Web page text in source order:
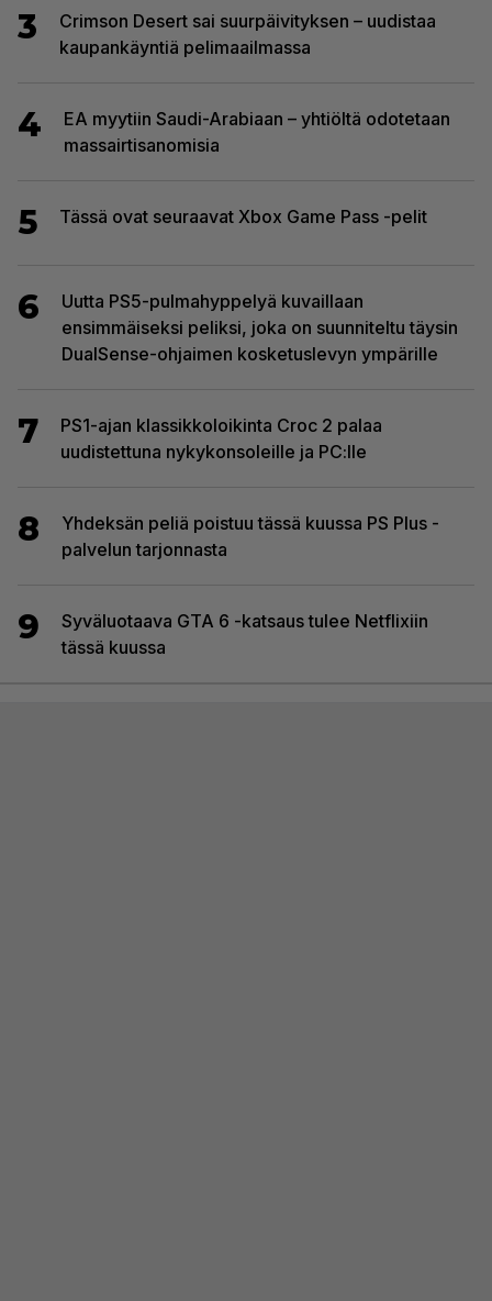
3
Crimson Desert sai suurpäivityksen – uudistaa
kaupankäyntiä pelimaailmassa
4
EA myytiin Saudi-Arabiaan – yhtiöltä odotetaan
massairtisanomisia
5 Tässä ovat seuraavat Xbox Game Pass -pelit
6
Uutta PS5-pulmahyppelyä kuvaillaan
ensimmäiseksi peliksi, joka on suunniteltu täysin
DualSense-ohjaimen kosketuslevyn ympärille
7
PS1-ajan klassikkoloikinta Croc 2 palaa
uudistettuna nykykonsoleille ja PC:lle
8
Yhdeksän peliä poistuu tässä kuussa PS Plus -
palvelun tarjonnasta
9
Syväluotaava GTA 6 -katsaus tulee Netflixiin
tässä kuussa